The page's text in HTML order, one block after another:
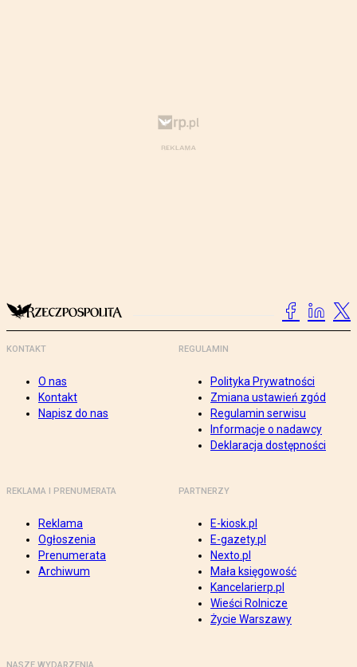
KONTAKT
O nas
Kontakt
Napisz do nas
REGULAMIN
Polityka Prywatności
Zmiana ustawień zgód
Regulamin serwisu
Informacje o nadawcy
Deklaracja dostępności
REKLAMA I PRENUMERATA
Reklama
Ogłoszenia
Prenumerata
Archiwum
PARTNERZY
E-kiosk.pl
E-gazety.pl
Nexto.pl
Mała księgowość
Kancelarierp.pl
Wieści Rolnicze
Życie Warszawy